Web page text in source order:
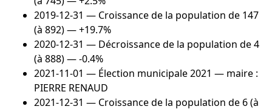
2019-12-31 — Croissance de la population de 147
(à 892) — +19.7%
2020-12-31 — Décroissance de la population de 4
(à 888) — -0.4%
2021-11-01 — Élection municipale 2021 — maire :
PIERRE RENAUD
2021-12-31 — Croissance de la population de 6 (à